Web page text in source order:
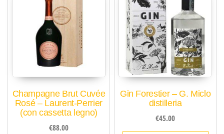
Champagne Brut Cuvée
Rosé – Laurent-Perrier
(con cassetta legno)
€88.00
Gin Forestier – G. Miclo
distilleria
€45.00